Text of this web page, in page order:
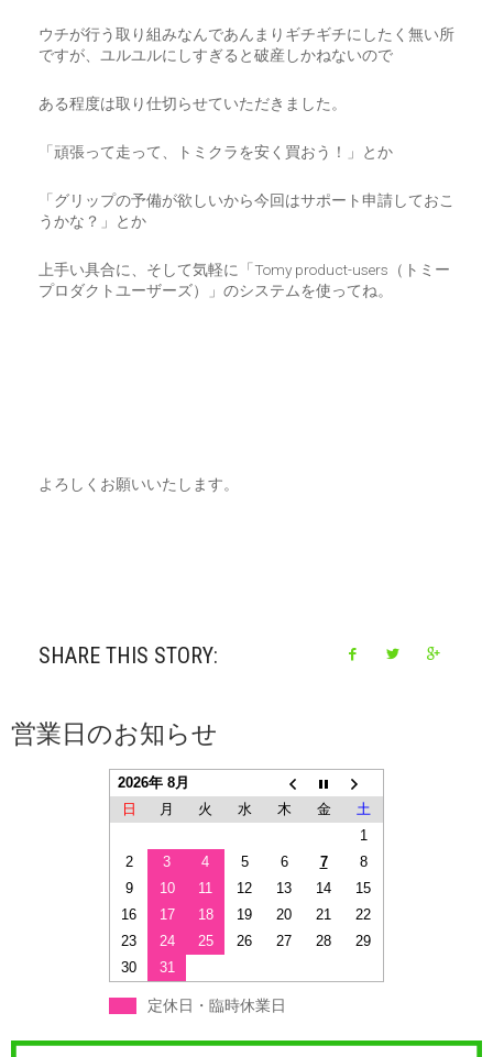
ウチが行う取り組みなんであんまりギチギチにしたく無い所
ですが、ユルユルにしすぎると破産しかねないので
ある程度は取り仕切らせていただきました。
「頑張って走って、トミクラを安く買おう！」とか
「グリップの予備が欲しいから今回はサポート申請しておこ
うかな？」とか
上手い具合に、そして気軽に「Tomy product-users（トミー
プロダクトユーザーズ）」のシステムを使ってね。
よろしくお願いいたします。
SHARE THIS STORY:
営業日のお知らせ
2026年 8月
日
月 火 水 木 金
土
1
2
3 4 5 6 7
8
9
10 11 12 13 14
15
16
17 18 19 20 21
22
23
24 25 26 27 28
29
30
31
定休日・臨時休業日